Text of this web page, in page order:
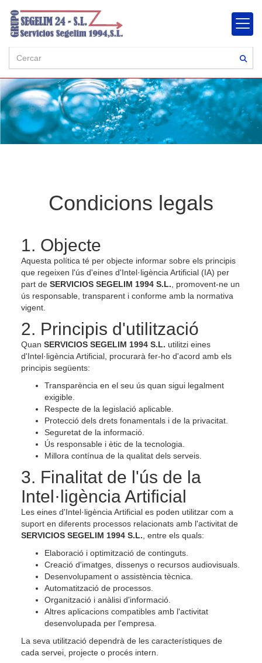
Condicions legals
1. Objecte
Aquesta política té per objecte informar sobre els principis
que regeixen l'ús d'eines d'Intel·ligència Artificial (IA) per
part de SERVICIOS SEGELIM 1994 S.L. , promovent-ne un
ús responsable, transparent i conforme amb la normativa
vigent.
2. Principis d'utilització
Quan SERVICIOS SEGELIM 1994 S.L. utilitzi eines
d'Intel·ligència Artificial, procurarà fer-ho d'acord amb els
principis següents:
Transparència en el seu ús quan sigui legalment
exigible.
Respecte de la legislació aplicable.
Protecció dels drets fonamentals i de la privacitat.
Seguretat de la informació.
Ús responsable i ètic de la tecnologia.
Millora contínua de la qualitat dels serveis.
3. Finalitat de l'ús de la
Intel·ligència Artificial
Les eines d'Intel·ligència Artificial es poden utilitzar com a
suport en diferents processos relacionats amb l'activitat de
SERVICIOS SEGELIM 1994 S.L. , entre els quals:
Elaboració i optimització de continguts.
Creació d'imatges, dissenys o recursos audiovisuals.
Desenvolupament o assistència tècnica.
Automatització de processos.
Organització i anàlisi d'informació.
Altres aplicacions compatibles amb l'activitat
desenvolupada per l'empresa.
La seva utilització dependrà de les característiques de
cada servei, projecte o procés intern.